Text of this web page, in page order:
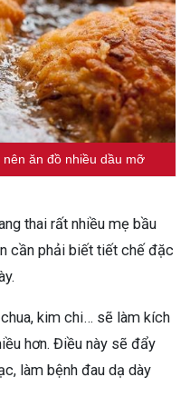
ăn đồ nhiều dầu mỡ
thai rất nhiều mẹ bầu
cần phải biết tiết chế đặc
kim chi… sẽ làm kích
hơn. Điều này sẽ đẩy
làm bệnh đau dạ dày